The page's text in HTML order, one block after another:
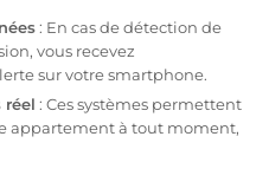
comme descaméras de
de fumée, ou des
.
: En cas de détection de
vous recevez
sur votre smartphone.
réel : Ces systèmes permettent
appartement à tout moment,